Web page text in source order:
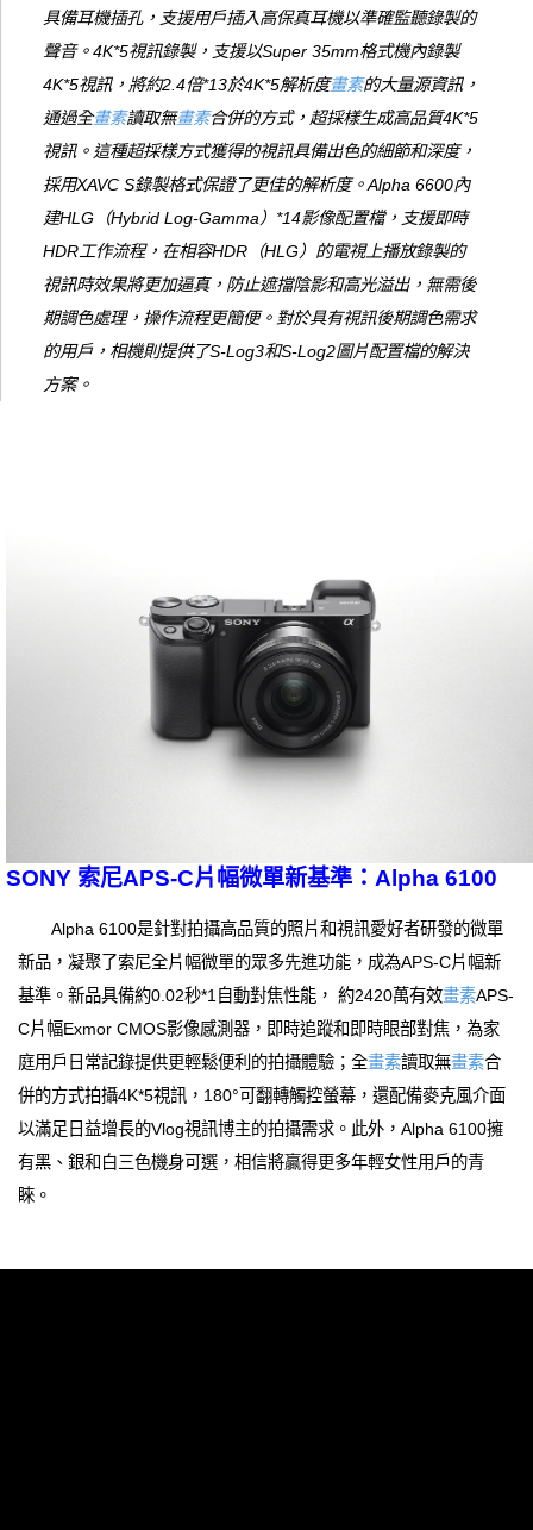
具備耳機插孔，支援用戶插入高保真耳機以準確監聽錄製的
聲音。4K*5視訊錄製，支援以Super 35mm格式機內錄製
4K*5視訊，將約2.4倍*13於4K*5解析度畫素的大量源資訊，
通過全畫素讀取無畫素合併的方式，超採樣生成高品質4K*5
視訊。這種超採樣方式獲得的視訊具備出色的細節和深度，
採用XAVC S錄製格式保證了更佳的解析度。Alpha 6600內
建HLG（Hybrid Log-Gamma）*14影像配置檔，支援即時
HDR工作流程，在相容HDR（HLG）的電視上播放錄製的
視訊時效果將更加逼真，防止遮擋陰影和高光溢出，無需後
期調色處理，操作流程更簡便。對於具有視訊後期調色需求
的用戶，相機則提供了S-Log3和S-Log2圖片配置檔的解決
方案。
SONY 索尼APS-C片幅微單新基準：Alpha 6100
Alpha 6100是針對拍攝高品質的照片和視訊愛好者研發的微單
新品，凝聚了索尼全片幅微單的眾多先進功能，成為APS-C片幅新
基準。新品具備約0.02秒*1自動對焦性能， 約2420萬有效畫素APS-
C片幅Exmor CMOS影像感測器，即時追蹤和即時眼部對焦，為家
庭用戶日常記錄提供更輕鬆便利的拍攝體驗；全畫素讀取無畫素合
併的方式拍攝4K*5視訊，180°可翻轉觸控螢幕，還配備麥克風介面
以滿足日益增長的Vlog視訊博主的拍攝需求。此外，Alpha 6100擁
有黑、銀和白三色機身可選，相信將贏得更多年輕女性用戶的青
睞。